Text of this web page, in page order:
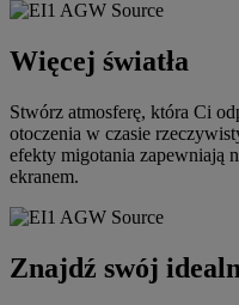
Więcej światła
Stwórz atmosferę, która Ci
otoczenia w czasie
efekty migotania zapewniają
ekranem.
Znajdź swój